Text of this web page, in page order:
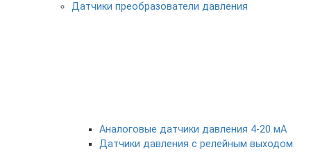
Датчики преобразователи давления
Аналоговые датчики давления 4-20 мА
Датчики давления с релейным выходом